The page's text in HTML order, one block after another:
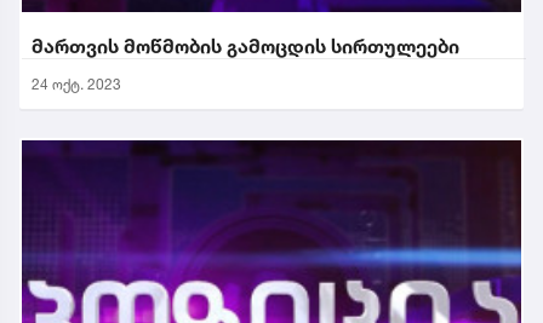
მართვის მოწმობის გამოცდის სირთულეები
24 ოქტ. 2023